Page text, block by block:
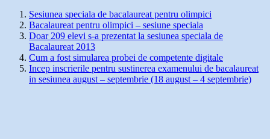
Sesiunea speciala de bacalaureat pentru olimpici
Bacalaureat pentru olimpici – sesiune speciala
Doar 209 elevi s-a prezentat la sesiunea speciala de
Bacalaureat 2013
Cum a fost simularea probei de competente digitale
Incep inscrierile pentru sustinerea examenului de bacalaureat
in sesiunea august – septembrie (18 august – 4 septembrie)